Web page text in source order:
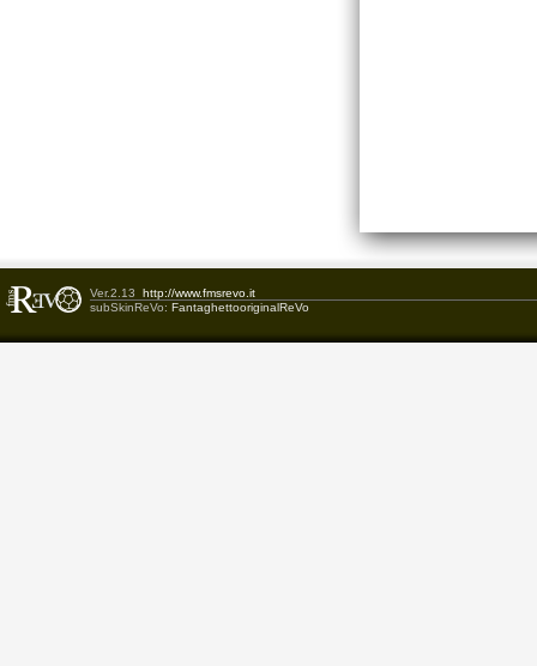
Ver.2.13 http://www.fmsrevo.it
subSkinReVo: FantaghettooriginalReVo